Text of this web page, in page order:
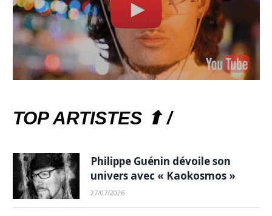
TOP ARTISTES ⬆ /
Philippe Guénin dévoile son
univers avec « Kaokosmos »
27/07/2026